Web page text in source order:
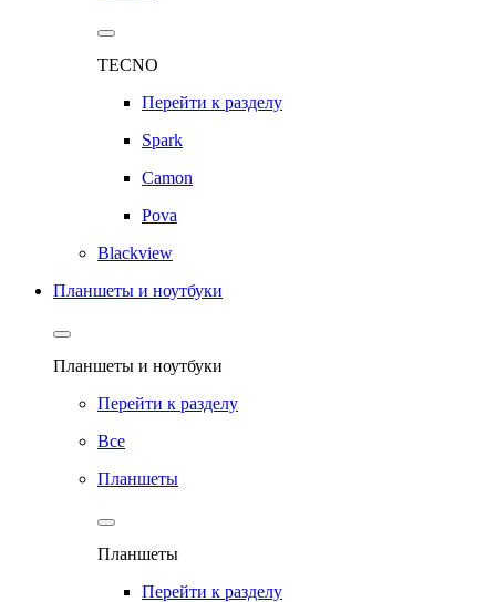
TECNO
Перейти к разделу
Spark
Camon
Pova
Blackview
Планшеты и ноутбуки
Планшеты и ноутбуки
Перейти к разделу
Все
Планшеты
Планшеты
Перейти к разделу